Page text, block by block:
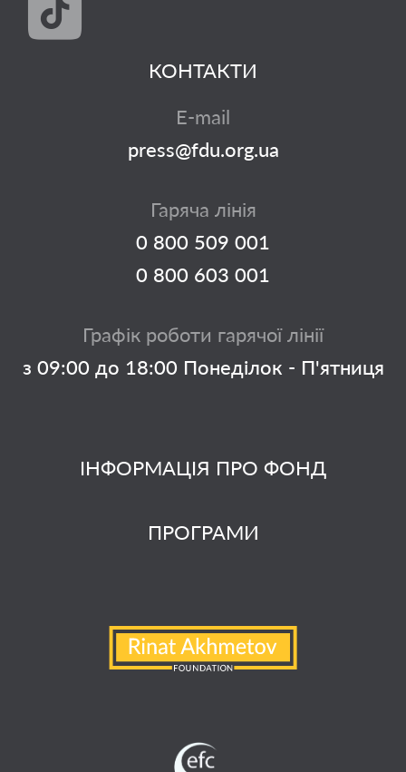
ІНФОРМАЦІЯ ПРО ФОНД
ПРОГРАМИ
КОНТАКТИ
E-mail
press@fdu.org.ua
Гаряча лінія
0 800 509 001
0 800 603 001
Графік роботи гарячої лінії
з 09:00 до 18:00 Понеділок - П'ятниця